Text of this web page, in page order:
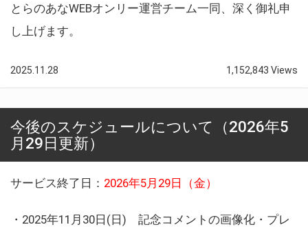
とらのあなWEBオンリー運営チーム一同、深く御礼申
し上げます。
2025.11.28 1,152,843 Views
今後のスケジュールについて（2026年5
月29日更新）
サービス終了日： 2026年5月29日（金）
・2025年11月30日(日) 記念コメントの画像化・プレ